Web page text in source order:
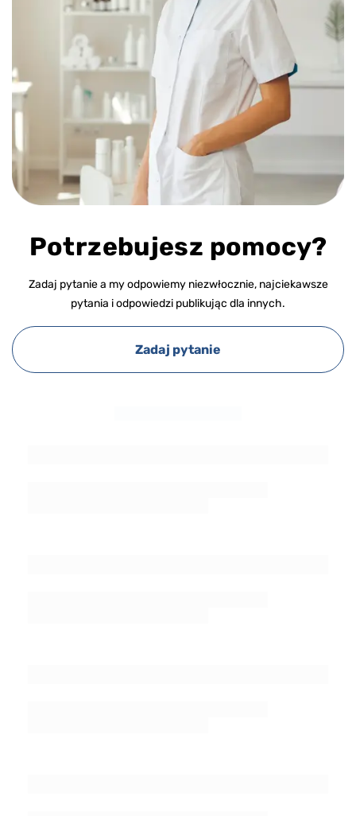
Potrzebujesz pomocy?
Zadaj pytanie a my odpowiemy niezwłocznie, najciekawsze
pytania i odpowiedzi publikując dla innych.
Zadaj pytanie